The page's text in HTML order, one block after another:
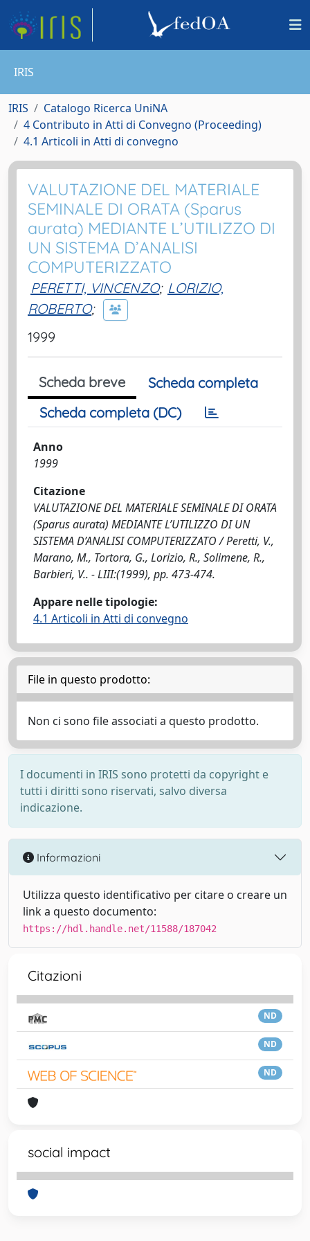
IRIS
IRIS
Catalogo Ricerca UniNA
4 Contributo in Atti di Convegno (Proceeding)
4.1 Articoli in Atti di convegno
VALUTAZIONE DEL MATERIALE
SEMINALE DI ORATA (Sparus
aurata) MEDIANTE L’UTILIZZO DI
UN SISTEMA D’ANALISI
COMPUTERIZZATO
PERETTI, VINCENZO; LORIZIO,
ROBERTO;
1999
Scheda breve
Scheda completa
Scheda completa (DC)
Anno
1999
Citazione
VALUTAZIONE DEL MATERIALE SEMINALE DI ORATA
(Sparus aurata) MEDIANTE L’UTILIZZO DI UN
SISTEMA D’ANALISI COMPUTERIZZATO / Peretti, V.,
Marano, M., Tortora, G., Lorizio, R., Solimene, R.,
Barbieri, V.. - LIII:(1999), pp. 473-474.
Appare nelle tipologie:
4.1 Articoli in Atti di convegno
File in questo prodotto:
Non ci sono file associati a questo prodotto.
I documenti in IRIS sono protetti da copyright e
tutti i diritti sono riservati, salvo diversa
indicazione.
Informazioni
Utilizza questo identificativo per citare o creare un
link a questo documento:
https://hdl.handle.net/11588/187042
Citazioni
ND
ND
ND
social impact